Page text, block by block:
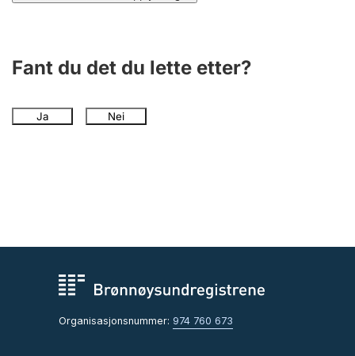
Fant du det du lette etter?
Ja Nei
Organisasjonsnummer: 974 760 673